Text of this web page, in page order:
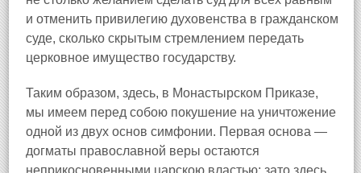
и отменить привилегию духовенства в гражданском
суде, сколько скрытым стремлением передать
церковное имущество государству.
Таким образом, здесь, в Монастырском Приказе,
мы имеем перед собою покушение на уничтожение
одной из двух основ симфонии. Первая основа —
догматы православной веры остаются
неприкосновенными царскою властью; зато здесь